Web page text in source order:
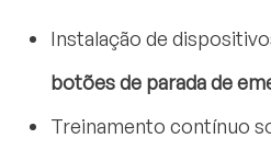
Instalação de
botões de parada de
Treinamento contínuo